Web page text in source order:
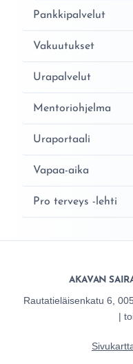
Pankkipalvelut
Vakuutukset
Urapalvelut
Mentoriohjelma
Uraportaali
Vapaa-aika
Pro terveys -lehti
AKAVAN
Rautatieläisenkatu 6,
|